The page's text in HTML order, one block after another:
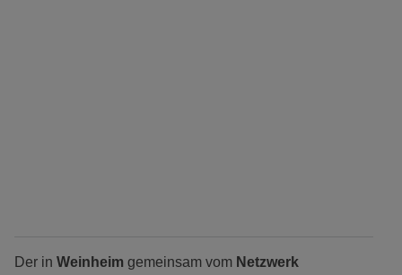
Der in Weinheim gemeinsam vom Netzwerk